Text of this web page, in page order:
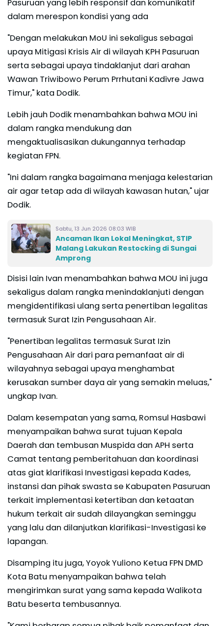
Pasuruan yang lebih responsif dan komunikatif
dalam merespon kondisi yang ada
"Dengan melakukan MoU ini sekaligus sebagai
upaya Mitigasi Krisis Air di wilayah KPH Pasuruan
serta sebagai upaya tindaklanjut dari arahan
Wawan Triwibowo Perum Prrhutani Kadivre Jawa
Timur," kata Dodik.
Lebih jauh Dodik menambahkan bahwa MOU ini
dalam rangka mendukung dan
mengaktualisasikan dukungannya terhadap
kegiatan FPN.
"Ini dalam rangka bagaimana menjaga kelestarian
air agar tetap ada di wilayah kawasan hutan," ujar
Dodik.
Sabtu, 13 Jun 2026 08:03 WIB
Ancaman Ikan Lokal Meningkat, STIP
Malang Lakukan Restocking di Sungai
Amprong
Disisi lain Ivan menambahkan bahwa MOU ini juga
sekaligus dalam rangka menindaklanjuti dengan
mengidentifikasi ulang serta penertiban legalitas
termasuk Surat Izin Pengusahaan Air.
"Penertiban legalitas termasuk Surat Izin
Pengusahaan Air dari para pemanfaat air di
wilayahnya sebagai upaya menghambat
kerusakan sumber daya air yang semakin meluas,"
ungkap Ivan.
Dalam kesempatan yang sama, Romsul Hasbawi
menyampaikan bahwa surat tujuan Kepala
Daerah dan tembusan Muspida dan APH serta
Camat tentang pemberitahuan dan koordinasi
atas giat klarifikasi Investigasi kepada Kades,
instansi dan pihak swasta se Kabupaten Pasuruan
terkait implementasi ketertiban dan ketaatan
hukum terkait air sudah dilayangkan seminggu
yang lalu dan dilanjutkan klarifikasi-Investigasi ke
lapangan.
Disamping itu juga, Yoyok Yuliono Ketua FPN DMD
Kota Batu menyampaikan bahwa telah
mengirimkan surat yang sama kepada Walikota
Batu beserta tembusannya.